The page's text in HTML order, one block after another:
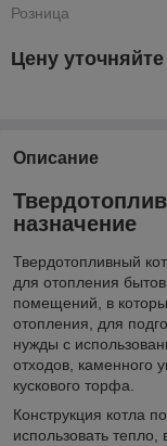
Розница
Цену уточняйте
Описание
назначение
Твердотопливный
для отопления
помещений, в
отопления, для
нужды с
отходов, каменного
кускового торфа.
Конструкция котла
использовать